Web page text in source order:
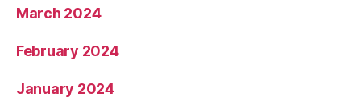
March 2024
February 2024
January 2024